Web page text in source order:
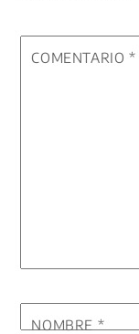
COMENTARIO*
NOMBRE *